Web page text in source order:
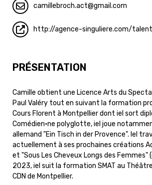
camillebroch.act gmail.com
http://agence-singuliere.com/
PRÉSENTATION
Camille obtient une Licence Arts du
Paul Valéry tout en suivant la formation
Cours Florent à Montpellier dont iel sort
Comédien·ne polyglotte, iel joue
allemand "Ein Tisch in der Provence". Iel
actuellement à ses prochaines créations
et "Sous Les Cheveux Longs des Femmes"
2023, iel suit la formation SMAT au
CDN de Montpellier.